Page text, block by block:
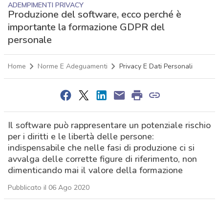
ADEMPIMENTI PRIVACY
Produzione del software, ecco perché è
importante la formazione GDPR del
personale
Home Norme E Adeguamenti Privacy E Dati Personali
Il software può rappresentare un potenziale rischio
per i diritti e le libertà delle persone:
indispensabile che nelle fasi di produzione ci si
avvalga delle corrette figure di riferimento, non
dimenticando mai il valore della formazione
Pubblicato il 06 Ago 2020